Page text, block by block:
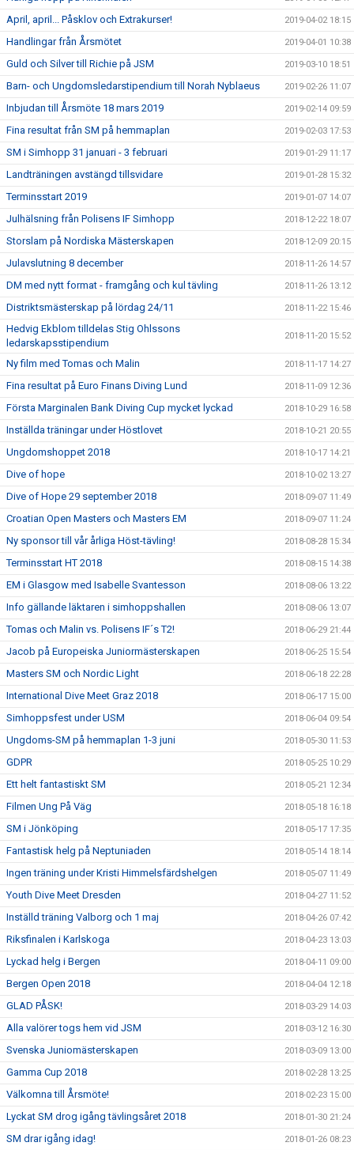
April, april... Påsklov och Extrakurser! 2019-04-02 18:15
Handlingar från Årsmötet 2019-04-01 10:38
Guld och Silver till Richie på JSM 2019-03-10 18:51
Barn- och Ungdomsledarstipendium till Norah Nyblaeus 2019-02-26 11:07
Inbjudan till Årsmöte 18 mars 2019 2019-02-14 09:59
Fina resultat från SM på hemmaplan 2019-02-03 17:53
SM i Simhopp 31 januari - 3 februari 2019-01-29 11:17
Landträningen avstängd tillsvidare 2019-01-28 15:32
Terminsstart 2019 2019-01-07 14:07
Julhälsning från Polisens IF Simhopp 2018-12-22 18:07
Storslam på Nordiska Mästerskapen 2018-12-09 20:15
Julavslutning 8 december 2018-11-26 14:57
DM med nytt format - framgång och kul tävling 2018-11-26 13:12
Distriktsmästerskap på lördag 24/11 2018-11-22 15:46
Hedvig Ekblom tilldelas Stig Ohlssons
ledarskapsstipendium
2018-11-20 15:52
Ny film med Tomas och Malin 2018-11-17 14:27
Fina resultat på Euro Finans Diving Lund 2018-11-09 12:36
Första Marginalen Bank Diving Cup mycket lyckad 2018-10-29 16:58
Inställda träningar under Höstlovet 2018-10-21 20:55
Ungdomshoppet 2018 2018-10-17 14:21
Dive of hope 2018-10-02 13:27
Dive of Hope 29 september 2018 2018-09-07 11:49
Croatian Open Masters och Masters EM 2018-09-07 11:24
Ny sponsor till vår årliga Höst-tävling! 2018-08-28 15:34
Terminsstart HT 2018 2018-08-15 14:38
EM i Glasgow med Isabelle Svantesson 2018-08-06 13:22
Info gällande läktaren i simhoppshallen 2018-08-06 13:07
Tomas och Malin vs. Polisens IF´s T2! 2018-06-29 21:44
Jacob på Europeiska Juniormästerskapen 2018-06-25 15:54
Masters SM och Nordic Light 2018-06-18 22:28
International Dive Meet Graz 2018 2018-06-17 15:00
Simhoppsfest under USM 2018-06-04 09:54
Ungdoms-SM på hemmaplan 1-3 juni 2018-05-30 11:53
GDPR 2018-05-25 10:29
Ett helt fantastiskt SM 2018-05-21 12:34
Filmen Ung På Väg 2018-05-18 16:18
SM i Jönköping 2018-05-17 17:35
Fantastisk helg på Neptuniaden 2018-05-14 18:14
Ingen träning under Kristi Himmelsfärdshelgen 2018-05-07 11:49
Youth Dive Meet Dresden 2018-04-27 11:52
Inställd träning Valborg och 1 maj 2018-04-26 07:42
Riksfinalen i Karlskoga 2018-04-23 13:03
Lyckad helg i Bergen 2018-04-11 09:00
Bergen Open 2018 2018-04-04 12:18
GLAD PÅSK! 2018-03-29 14:03
Alla valörer togs hem vid JSM 2018-03-12 16:30
Svenska Juniomästerskapen 2018-03-09 13:00
Gamma Cup 2018 2018-02-28 13:25
Välkomna till Årsmöte! 2018-02-23 15:00
Lyckat SM drog igång tävlingsåret 2018 2018-01-30 21:24
SM drar igång idag! 2018-01-26 08:23